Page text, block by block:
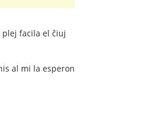
plej facila el ĉiuj
al mi la esperon